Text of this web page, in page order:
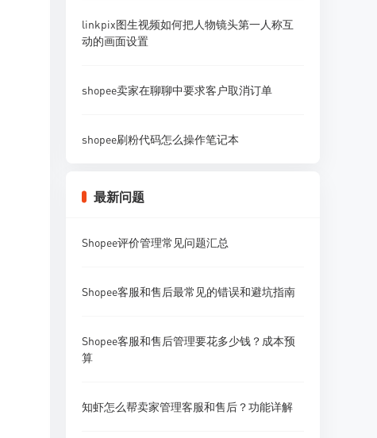
linkpix图生视频如何把人物镜头第一人称互
动的画面设置
shopee卖家在聊聊中要求客户取消订单
shopee刷粉代码怎么操作笔记本
最新问题
Shopee评价管理常见问题汇总
Shopee客服和售后最常见的错误和避坑指南
Shopee客服和售后管理要花多少钱？成本预
算
知虾怎么帮卖家管理客服和售后？功能详解